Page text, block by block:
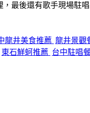
最後還有歌手現場駐
龍井美食推薦 龍井景觀
東石鮮蚵推薦 台中駐唱